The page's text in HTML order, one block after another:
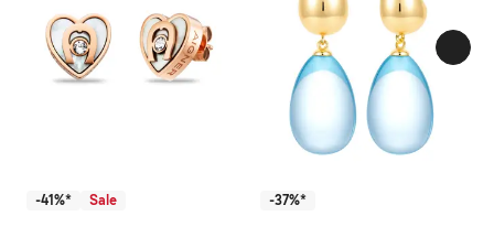
-41%* Sale -37%*